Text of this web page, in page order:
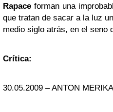
Rapace forman una
que tratan de sacar a la luz
medio siglo atrás, en el seno
Crítica:
30.05.2009 – ANTON